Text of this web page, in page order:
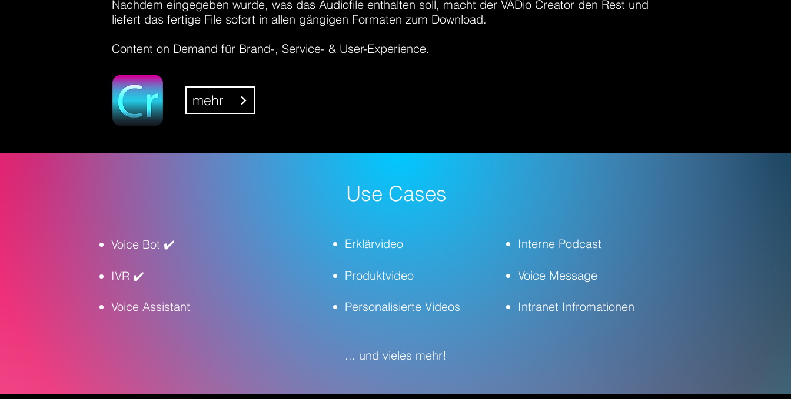
Nachdem eingegeben wurde, was das Audiofile enthalten soll, macht der VADio Creator den Rest und
liefert das fertige File sofort in allen gängigen Formaten zum Download.
Content on Demand für Brand-, Service- & User-Experience.
mehr
Use Cases
Voice Bot ✔️ Erklärvideo Interne Podcast
IVR ✔️ Produktvideo Voice Message
Voice Assistant Personalisierte Videos Intranet Infromationen
... und vieles mehr!